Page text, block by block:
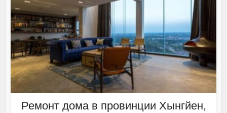
Ремонт дома в провинции Хынгйен,